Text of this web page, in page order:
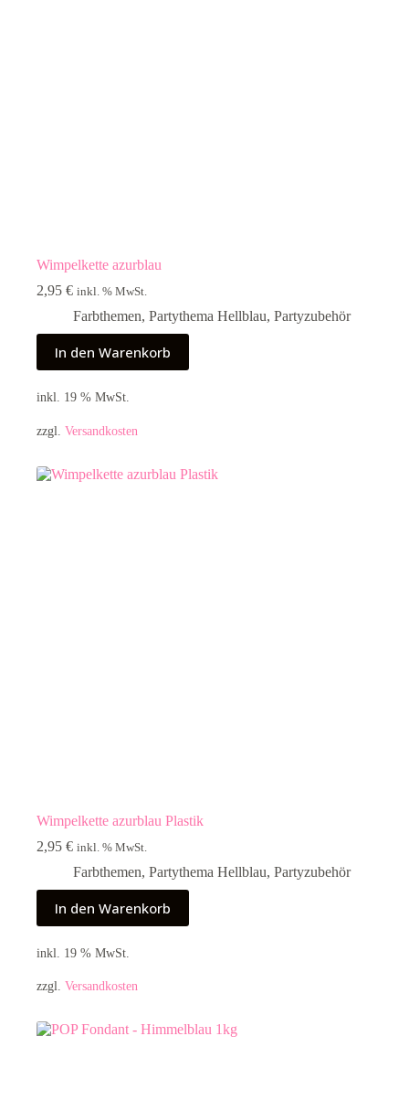
Wimpelkette azurblau
2,95 € inkl. % MwSt.
Farbthemen, Partythema Hellblau, Partyzubehör
In den Warenkorb
inkl. 19 % MwSt.
zzgl. Versandkosten
Wimpelkette azurblau Plastik
2,95 € inkl. % MwSt.
Farbthemen, Partythema Hellblau, Partyzubehör
In den Warenkorb
inkl. 19 % MwSt.
zzgl. Versandkosten